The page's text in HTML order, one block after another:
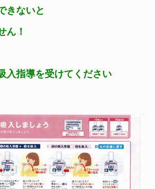
きないと
ん！
入指導を受けてください